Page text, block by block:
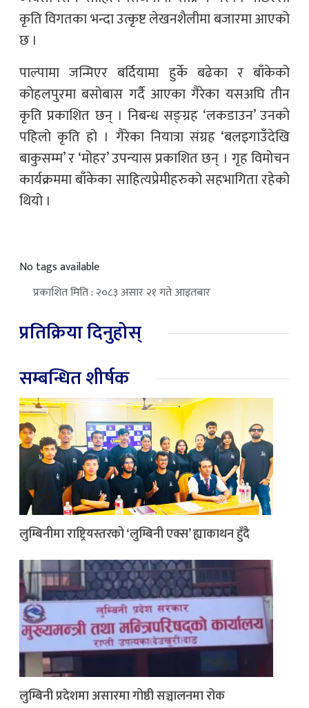
कृति विगतका भन्दा उत्कृष्ट लेखनशैलीमा बजारमा आएको
छ ।
पाल्पामा जन्मिएर बर्दियामा हुर्के बढेका र बाँकेको
कोहलपुरमा बसोबास गर्दै आएका गैरेका यसअघि तीन
कृति प्रकाशित छन् । निबन्ध सङ्ग्रह ‘लकडाउन’ उनको
पहिलो कृति हो । गैरेका नियात्रा संग्रह ‘बलइगाउँदेखि
बाकुसम्म’ र ‘मोहर’ उपन्यास प्रकाशित छन् । गृह विमोचन
कार्यक्रममा बाँकेका साहित्यप्रेमीहरुको सहभागिता रहेको
थियो ।
No tags available
प्रकाशित मिति : २०८३ असार २१ गते आइतबार
प्रतिक्रिया दिनुहोस्
सम्बन्धित शीर्षक
लुम्बिनीमा राष्ट्रियस्तरको ‘लुम्बिनी एक्स’ ह्याकाथन हुँदै
लुम्बिनी प्रदेशमा असारमा गोष्ठी सञ्चालनमा रोक